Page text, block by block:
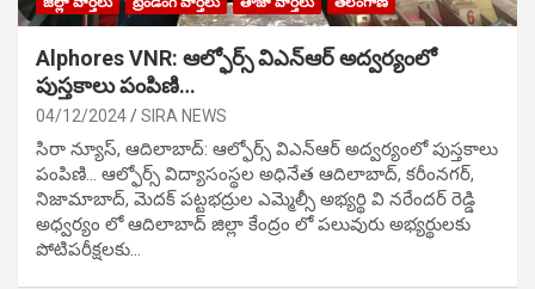
Alphores VNR: ఆల్ఫోర్స్ విఎన్ఆర్ అద్వర్యంలో
పుస్తకాలు పంపిణి…
04/12/2024 SIRA NEWS
సిరా న్యూస్, ఆదిలాబాద్: ఆల్ఫోర్స్ విఎన్ఆర్ అద్వర్యంలో పుస్తకాలు
పంపిణి… ఆల్ఫోర్స్ విద్యాసంస్థల అధినేత ఆదిలాబాద్, కరీంనగర్,
నిజామాబాద్, మెదక్ పట్టభద్రుల ఎమ్మెల్సీ అభ్యర్థి వి నరేందర్ రెడ్డి
అధ్వర్యం లో ఆదిలాబాద్ జిల్లా కేంద్రం లో పలువురు అభ్యర్థులకు
పోటిప‌రీక్ష‌ల‌కు…